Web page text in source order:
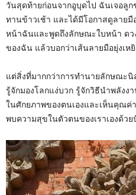
วันสุดท้ายก่อนจากอูบุดไป ฉันเจอลู
ทานข้าวเช้า และได้มีโอกาสดูลายมื
หน้าฉันและพูดถึงลักษณะใบหน้า ดว
ของฉัน แล้วบอกว่าเส้นลายมือยุ่งเห
แต่สิ่งที่มากกว่าการทำนายลักษณะ
รู้จักมองโลกแง่บวก รู้จักวิธีนำพลังง
ในศักยภาพของตนเองและเห็นคุณ
พบความสุขในตัวตนของเราเองด้ว